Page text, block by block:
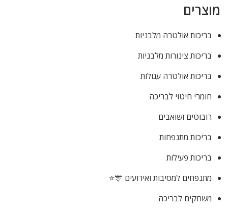
מוצרים
בריכות אולטרה מלבניות
בריכות צינורות מלבניות
בריכות אולטרה עגולות
חומרי חיטוי לבריכה
רובוטים ושואבים
בריכות מתנפחות
בריכות פעילות
מתנפחים למסיבות ואירועים 🎊⭐
משחקים לבריכה